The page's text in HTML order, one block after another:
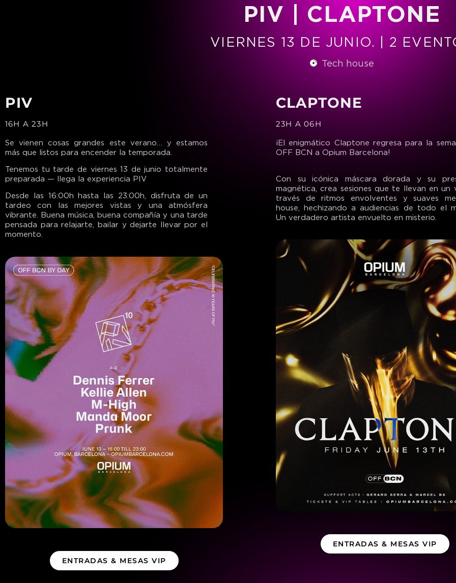
PIV | CLAPTONE
VIERNES 13 DE JUNIO. | 2
Tech house
PIV
16H A 23H
Se vienen cosas grandes este verano… y estamos
más que listos para encender la temporada.
Tenemos tu tarde de viernes 13 de junio totalmente
preparada — llega la experiencia PIV
Desde las 16:00h hasta las 23:00h, disfruta de un
tardeo con las mejores vistas y una atmósfera
vibrante. Buena música, buena compañía y una tarde
pensada para relajarte, bailar y dejarte llevar por el
momento.
ENTRADAS & MESAS VIP
CLAPTONE
23H A 06H
¡El enigmático Claptone regresa para la
OFF BCN a Opium Barcelona!
Con su icónica máscara dorada y su
magnética, crea sesiones que te llevan en un
través de ritmos envolventes y suaves
house, hechizando a audiencias de todo el
Un verdadero artista envuelto en misterio.
ENTRADAS & MESAS VIP